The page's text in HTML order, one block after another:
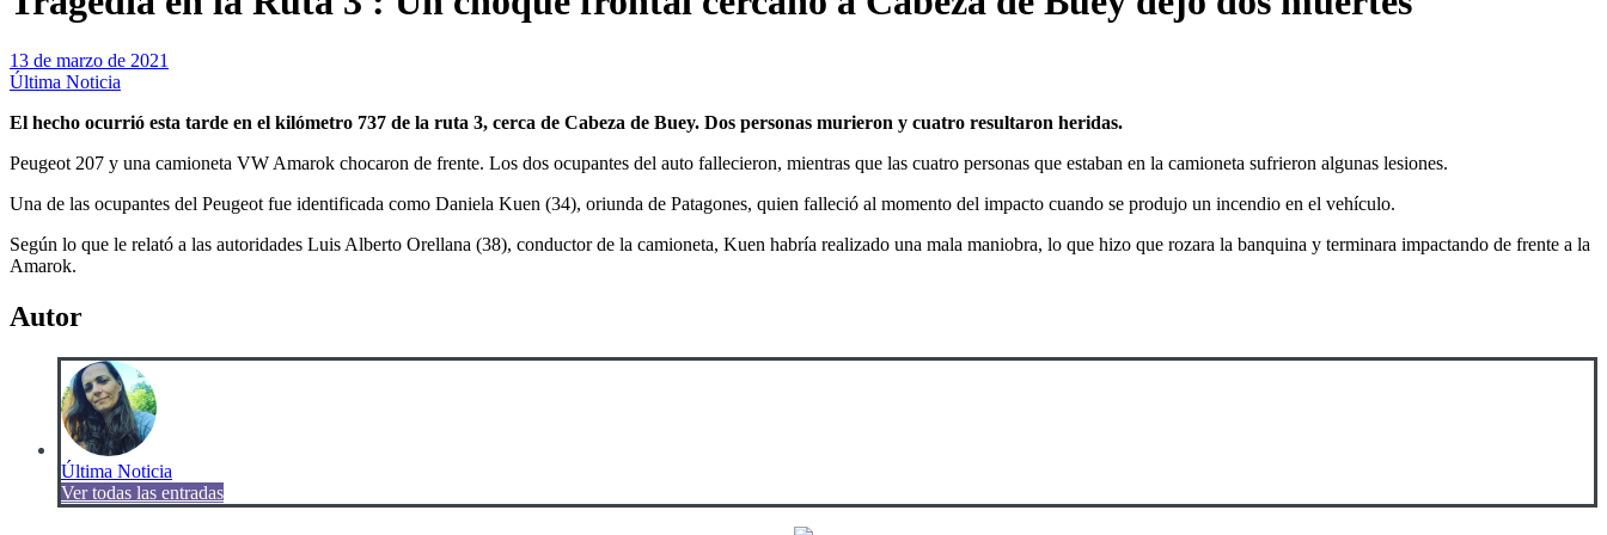
13 de marzo de 2021
Última Noticia
El hecho ocurrió esta tarde en el kilómetro 737 de la ruta 3, cerca de Cabeza de Buey. Dos personas murieron y cuatro resultaron heridas.
Peugeot 207 y una camioneta VW Amarok chocaron de frente. Los dos ocupantes del auto fallecieron, mientras que las cuatro personas que estaban en la camioneta sufrieron algunas lesiones.
Una de las ocupantes del Peugeot fue identificada como Daniela Kuen (34), oriunda de Patagones, quien falleció al momento del impacto cuando se produjo un incendio en el vehículo.
Según lo que le relató a las autoridades Luis Alberto Orellana (38), conductor de la camioneta, Kuen habría realizado una mala maniobra, lo que hizo que rozara la banquina y terminara impactando de frente a la
Amarok.
Autor
Última Noticia
Ver todas las entradas